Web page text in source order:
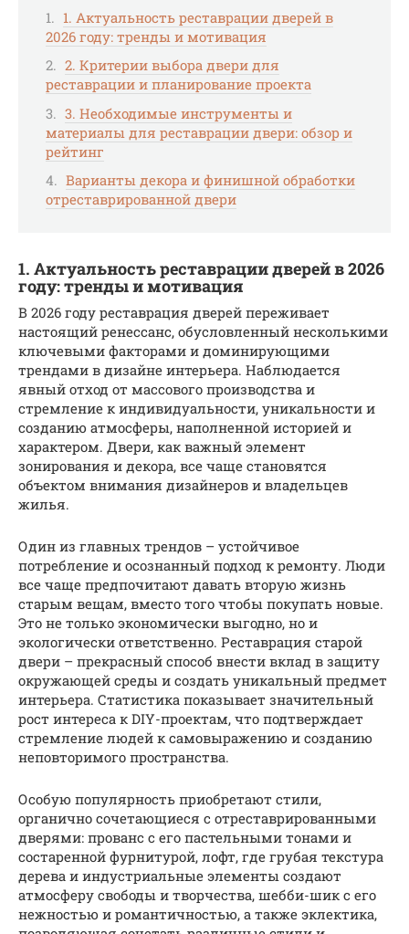
1. Актуальность реставрации дверей в
2026 году: тренды и мотивация
2. Критерии выбора двери для
реставрации и планирование проекта
3. Необходимые инструменты и
материалы для реставрации двери: обзор и
рейтинг
Варианты декора и финишной обработки
отреставрированной двери
1. Актуальность реставрации дверей в 2026
году: тренды и мотивация
В 2026 году реставрация дверей переживает
настоящий ренессанс, обусловленный несколькими
ключевыми факторами и доминирующими
трендами в дизайне интерьера. Наблюдается
явный отход от массового производства и
стремление к индивидуальности, уникальности и
созданию атмосферы, наполненной историей и
характером. Двери, как важный элемент
зонирования и декора, все чаще становятся
объектом внимания дизайнеров и владельцев
жилья.
Один из главных трендов – устойчивое
потребление и осознанный подход к ремонту. Люди
все чаще предпочитают давать вторую жизнь
старым вещам, вместо того чтобы покупать новые.
Это не только экономически выгодно, но и
экологически ответственно. Реставрация старой
двери – прекрасный способ внести вклад в защиту
окружающей среды и создать уникальный предмет
интерьера. Статистика показывает значительный
рост интереса к DIY-проектам, что подтверждает
стремление людей к самовыражению и созданию
неповторимого пространства.
Особую популярность приобретают стили,
органично сочетающиеся с отреставрированными
дверями: прованс с его пастельными тонами и
состаренной фурнитурой, лофт, где грубая текстура
дерева и индустриальные элементы создают
атмосферу свободы и творчества, шебби-шик с его
нежностью и романтичностью, а также эклектика,